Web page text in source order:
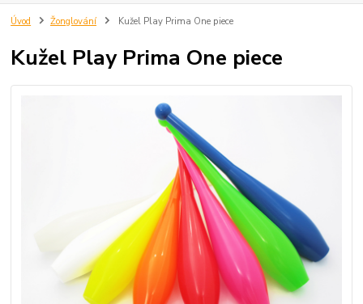
Úvod Žonglování Kužel Play Prima One piece
Kužel Play Prima One piece